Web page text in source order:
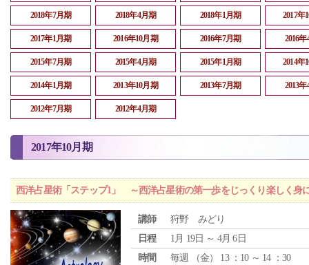
2018年7月期 2018年4月期 2018年1月期 2017年
2017年1月期 2016年10月期 2016年7月期 2016
2015年7月期 2015年4月期 2015年1月期 2014年
2014年1月期 2013年10月期 2013年7月期 2013
2012年7月期 2012年4月期
2017年10月期
西洋占星術「ステップ1」 ～西洋占星術の第一歩をじっくり楽しく身
講師
狩野 みどり
日程
1月 19日 ～ 4月 6日
時間
毎週 （金） 13 ：10 ～ 14 ：30